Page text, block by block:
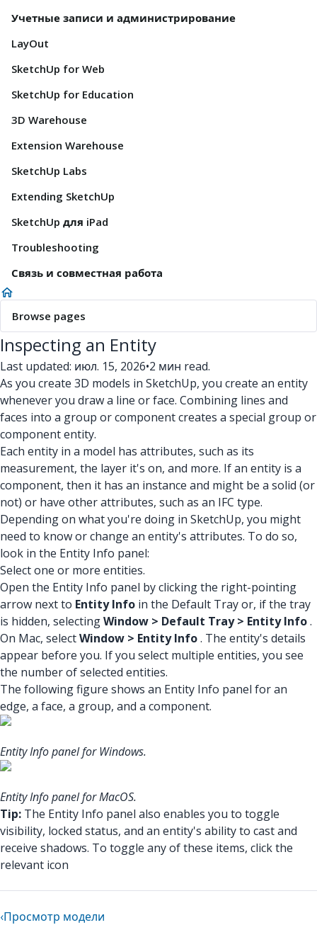
Учетные записи и администрирование
LayOut
SketchUp for Web
SketchUp for Education
3D Warehouse
Extension Warehouse
SketchUp Labs
Extending SketchUp
SketchUp для iPad
Troubleshooting
Связь и совместная работа
Browse pages
Inspecting an Entity
Last updated: июл. 15, 2026•2 мин read.
As you create 3D models in SketchUp, you create an entity
whenever you draw a line or face. Combining lines and
faces into a group or component creates a special group or
component entity.
Each entity in a model has attributes, such as its
measurement, the layer it's on, and more. If an entity is a
component, then it has an instance and might be a solid (or
not) or have other attributes, such as an IFC type.
Depending on what you're doing in SketchUp, you might
need to know or change an entity's attributes. To do so,
look in the Entity Info panel:
Select one or more entities.
Open the Entity Info panel by clicking the right-pointing
arrow next to Entity Info in the Default Tray or, if the tray
is hidden, selectingWindow > Default Tray > Entity Info.
On Mac, selectWindow > Entity Info. The entity's details
appear before you. If you select multiple entities, you see
the number of selected entities.
The following figure shows an Entity Info panel for an
edge, a face, a group, and a component.
Entity Info panel for Windows.
Entity Info panel for MacOS.
Tip: The Entity Info panel also enables you to toggle
visibility, locked status, and an entity's ability to cast and
receive shadows. To toggle any of these items, click the
relevant icon
‹Просмотр модели